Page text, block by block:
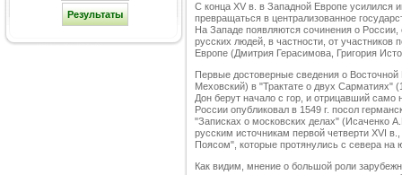
С конца XV в. в Западной Европе усилился
превращаться в централизованное
На Западе появляются сочинения о
русских людей, в частности, от участников
Европе (Дмитрия Герасимова, Григория
Первые достоверные сведения о
Меховский) в "Трактате о двух Сарматиях"
Дон берут начало с гор, и отрицавший само
России опубликовал в 1549 г. посол
"Записках о московских делах" (Исаченко
русским источникам первой четверти XVI
Поясом", которые протянулись с севера
Как видим, мнение о большой роли